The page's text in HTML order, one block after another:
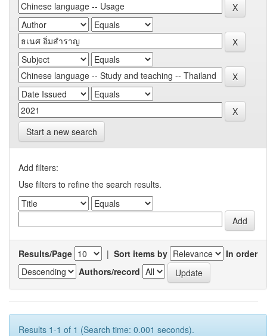
Start a new search
Add filters:
Use filters to refine the search results.
Results/Page | Sort items by
In order
Authors/record
Results 1-1 of 1 (Search time: 0.001 seconds).